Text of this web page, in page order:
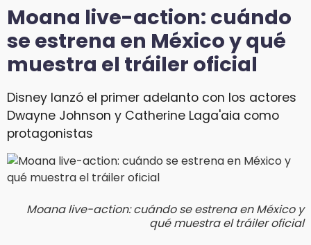
Moana live-action: cuándo
se estrena en México y qué
muestra el tráiler oficial
Disney lanzó el primer adelanto con los actores
Dwayne Johnson y Catherine Laga'aia como
protagonistas
Moana live-action: cuándo se estrena en México y
qué muestra el tráiler oficial